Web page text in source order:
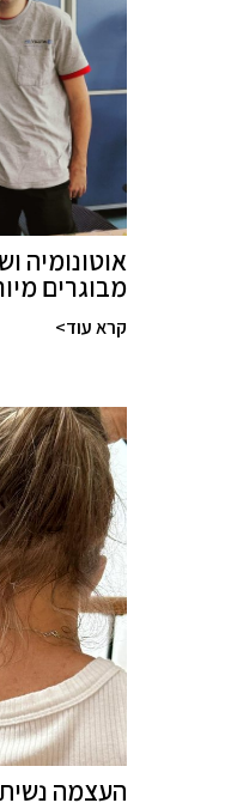
אוטונומיה
מבוגרים
קרא עוד>
העצמה